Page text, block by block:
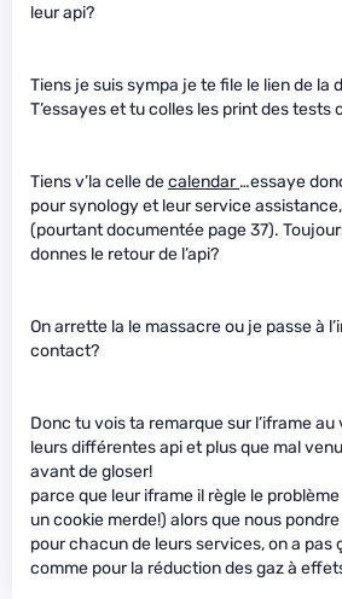
leur api?
Tiens je suis sympa je te file le lien de la
T’essayes et tu colles les print des tests
Tiens v’la celle decalendar…essaye
pour synology et leur service
(pourtant documentée page 37).
donnes le retour de l’api?
On arrette la le massacre ou je passe à
contact?
Donc tu vois ta remarque sur l’iframe
leurs différentes api et plus que mal
avant de gloser!
parce que leur iframe il règle le
un cookie merde!) alors que nous
pour chacun de leurs services, on a pas
comme pour la réduction des gaz à